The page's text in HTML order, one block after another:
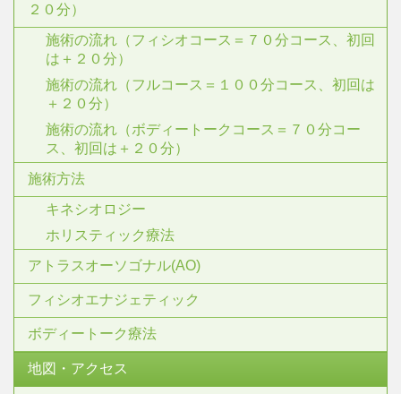
２０分）
施術の流れ（フィシオコース＝７０分コース、初回
は＋２０分）
施術の流れ（フルコース＝１００分コース、初回は
＋２０分）
施術の流れ（ボディートークコース＝７０分コー
ス、初回は＋２０分）
施術方法
キネシオロジー
ホリスティック療法
アトラスオーソゴナル(AO)
フィシオエナジェティック
ボディートーク療法
地図・アクセス